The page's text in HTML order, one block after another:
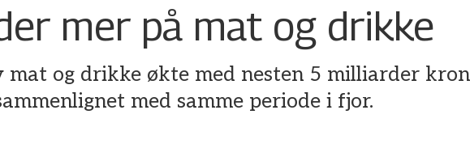
mer på mat og drikke
mat og drikke økte med nesten 5 milliarder
med samme periode i fjor.